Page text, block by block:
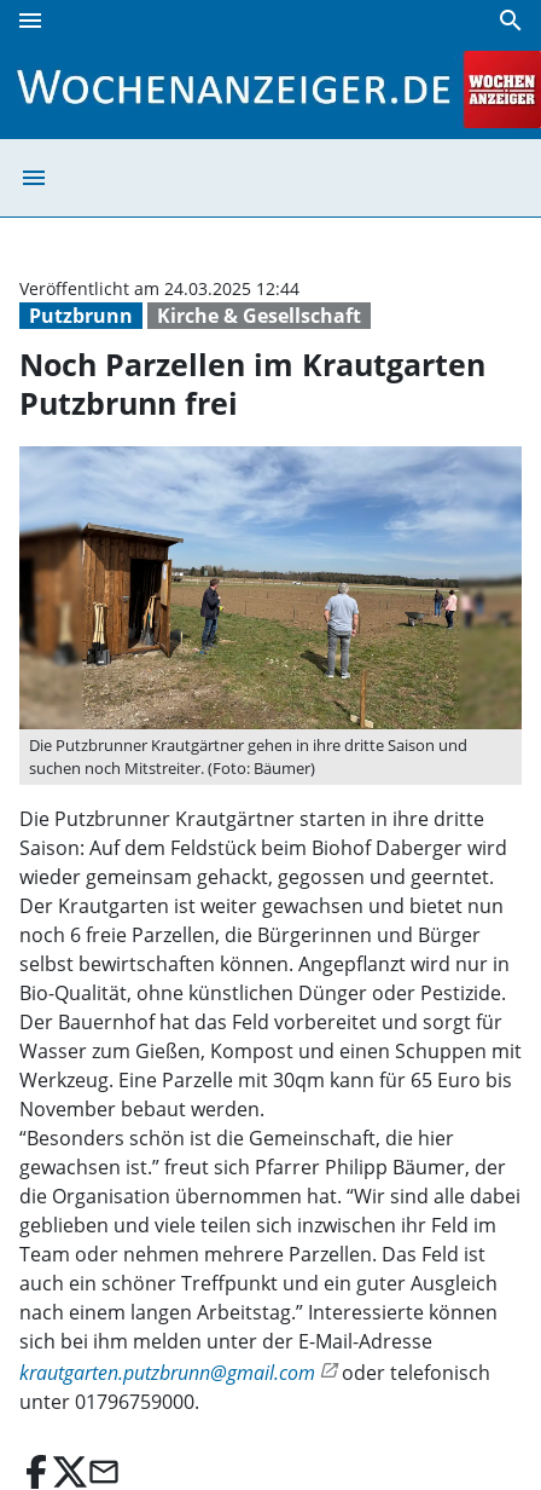
menu search
menu
Putzbrunn Kirche & Gesellschaft
Veröffentlicht am 24.03.2025 12:44
Noch Parzellen im Krautgarten
Putzbrunn frei
Die Putzbrunner Krautgärtner gehen in ihre dritte Saison und
suchen noch Mitstreiter. (Foto: Bäumer)
Die Putzbrunner Krautgärtner starten in ihre dritte
Saison: Auf dem Feldstück beim Biohof Daberger wird
wieder gemeinsam gehackt, gegossen und geerntet.
Der Krautgarten ist weiter gewachsen und bietet nun
noch 6 freie Parzellen, die Bürgerinnen und Bürger
selbst bewirtschaften können. Angepflanzt wird nur in
Bio-Qualität, ohne künstlichen Dünger oder Pestizide.
Der Bauernhof hat das Feld vorbereitet und sorgt für
Wasser zum Gießen, Kompost und einen Schuppen mit
Werkzeug. Eine Parzelle mit 30qm kann für 65 Euro bis
November bebaut werden.
“Besonders schön ist die Gemeinschaft, die hier
gewachsen ist.” freut sich Pfarrer Philipp Bäumer, der
die Organisation übernommen hat. “Wir sind alle dabei
geblieben und viele teilen sich inzwischen ihr Feld im
Team oder nehmen mehrere Parzellen. Das Feld ist
auch ein schöner Treffpunkt und ein guter Ausgleich
nach einem langen Arbeitstag.” Interessierte können
sich bei ihm melden unter der E-Mail-Adresse
krautgarten.putzbrunn@gmail.com
oder telefonisch
unter 01796759000.
email